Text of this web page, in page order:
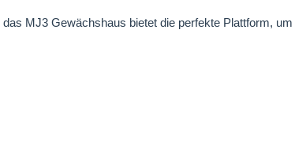
MJ3 Gewächshaus bietet die perfekte Plattform,